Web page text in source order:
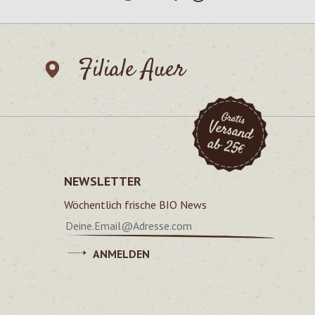
Filiale Auer
NEWSLETTER
Wöchentlich frische BIO News
ANMELDEN